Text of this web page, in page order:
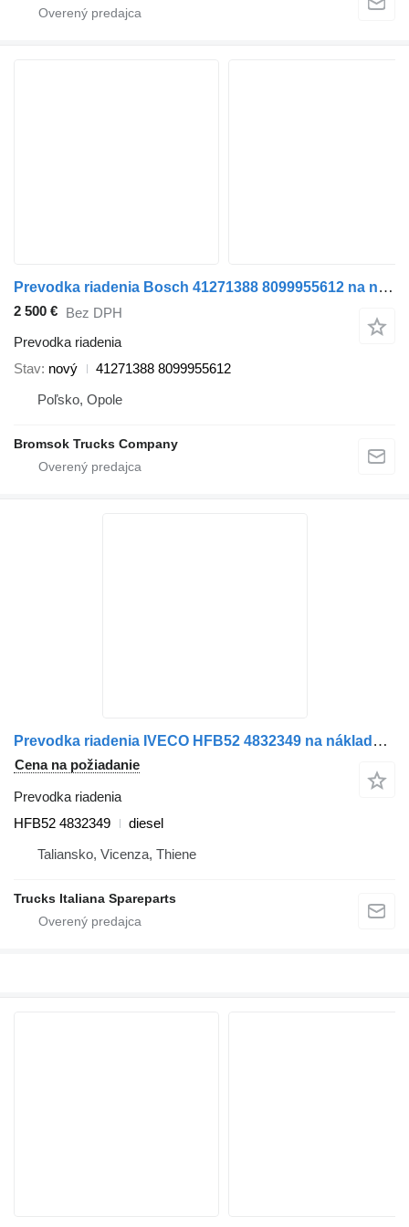
Prevodka riadenia Bosch 41271388 8099955612 na nákladného auta IVECO
2 500 € Bez DPH
Prevodka riadenia
Stav nový
41271388 8099955612
Poľsko, Opole
Bromsok Trucks Company
Prevodka riadenia IVECO HFB52 4832349 na nákladného auta IVECO 145-17
Cena na požiadanie
Prevodka riadenia
HFB52 4832349
diesel
Taliansko, Vicenza, Thiene
Trucks Italiana Spareparts